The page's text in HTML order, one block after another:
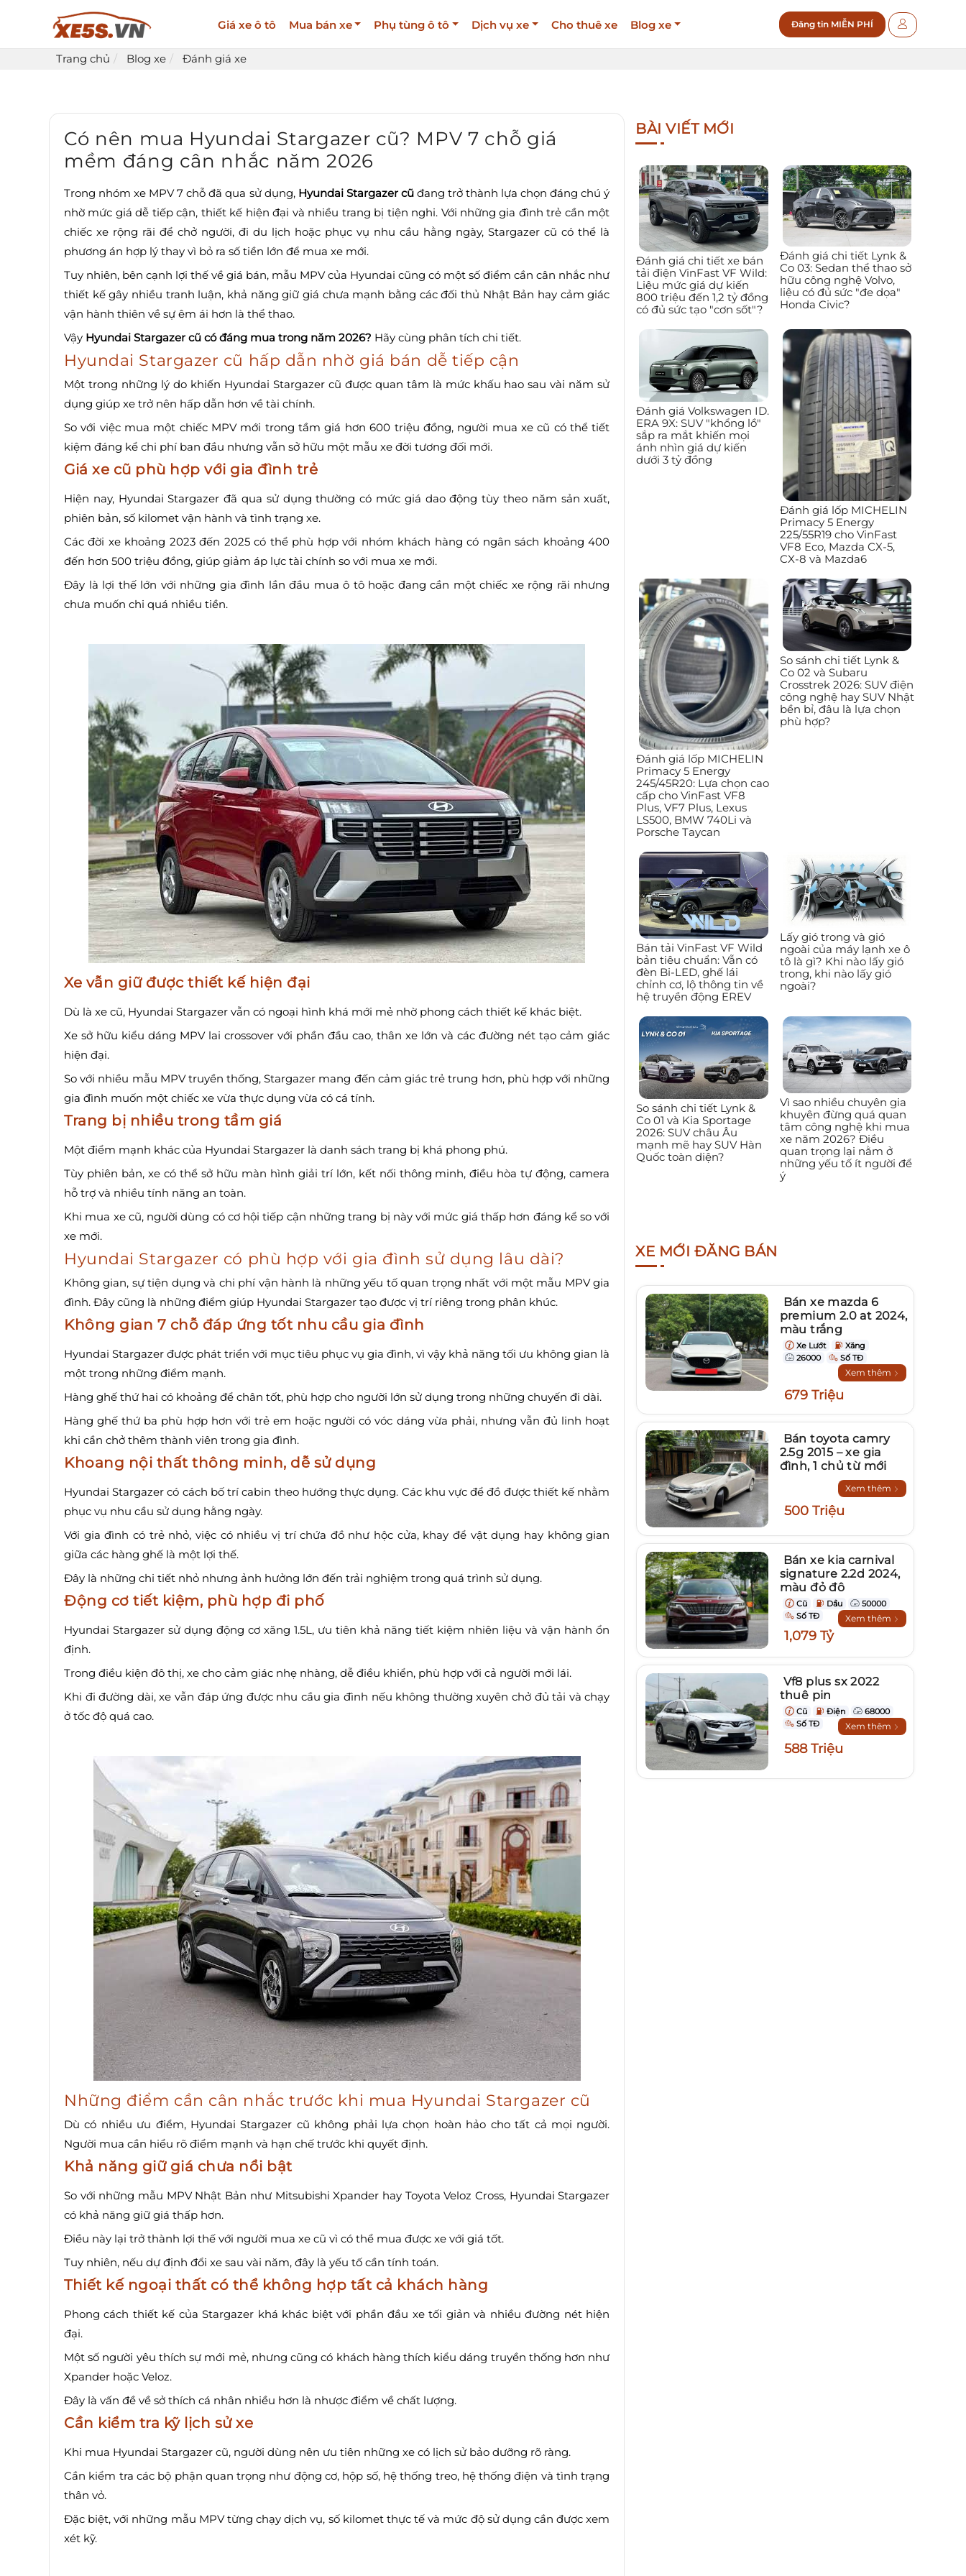
Giá xe ô tô Mua bán xe Phụ tùng ô tô Dịch vụ xe Cho thuê xe Blog xe Đăng tin MIỄN PHÍ
Trang chủ Blog xe Đánh giá xe
Có nên mua Hyundai Stargazer cũ? MPV 7 chỗ giá
mềm đáng cân nhắc năm 2026
Trong nhóm xe MPV 7 chỗ đã qua sử dụng, Hyundai Stargazer cũđang trở thành lựa chọn đáng chú ý
nhờ mức giá dễ tiếp cận, thiết kế hiện đại và nhiều trang bị tiện nghi. Với những gia đình trẻ cần một
chiếc xe rộng rãi để chở người, đi du lịch hoặc phục vụ nhu cầu hằng ngày, Stargazer cũ có thể là
phương án hợp lý thay vì bỏ ra số tiền lớn để mua xe mới.
Tuy nhiên, bên cạnh lợi thế về giá bán, mẫu MPV của Hyundai cũng có một số điểm cần cân nhắc như
thiết kế gây nhiều tranh luận, khả năng giữ giá chưa mạnh bằng các đối thủ Nhật Bản hay cảm giác
vận hành thiên về sự êm ái hơn là thể thao.
Vậy Hyundai Stargazer cũ có đáng mua trong năm 2026? Hãy cùng phân tích chi tiết.
Hyundai Stargazer cũ hấp dẫn nhờ giá bán dễ tiếp cận
Một trong những lý do khiến Hyundai Stargazer cũ được quan tâm là mức khấu hao sau vài năm sử
dụng giúp xe trở nên hấp dẫn hơn về tài chính.
So với việc mua một chiếc MPV mới trong tầm giá hơn 600 triệu đồng, người mua xe cũ có thể tiết
kiệm đáng kể chi phí ban đầu nhưng vẫn sở hữu một mẫu xe đời tương đối mới.
Giá xe cũ phù hợp với gia đình trẻ
Hiện nay, Hyundai Stargazer đã qua sử dụng thường có mức giá dao động tùy theo năm sản xuất,
phiên bản, số kilomet vận hành và tình trạng xe.
Các đời xe khoảng 2023 đến 2025 có thể phù hợp với nhóm khách hàng có ngân sách khoảng 400
đến hơn 500 triệu đồng, giúp giảm áp lực tài chính so với mua xe mới.
Đây là lợi thế lớn với những gia đình lần đầu mua ô tô hoặc đang cần một chiếc xe rộng rãi nhưng
chưa muốn chi quá nhiều tiền.
Xe vẫn giữ được thiết kế hiện đại
Dù là xe cũ, Hyundai Stargazer vẫn có ngoại hình khá mới mẻ nhờ phong cách thiết kế khác biệt.
Xe sở hữu kiểu dáng MPV lai crossover với phần đầu cao, thân xe lớn và các đường nét tạo cảm giác
hiện đại.
So với nhiều mẫu MPV truyền thống, Stargazer mang đến cảm giác trẻ trung hơn, phù hợp với những
gia đình muốn một chiếc xe vừa thực dụng vừa có cá tính.
Trang bị nhiều trong tầm giá
Một điểm mạnh khác của Hyundai Stargazer là danh sách trang bị khá phong phú.
Tùy phiên bản, xe có thể sở hữu màn hình giải trí lớn, kết nối thông minh, điều hòa tự động, camera
hỗ trợ và nhiều tính năng an toàn.
Khi mua xe cũ, người dùng có cơ hội tiếp cận những trang bị này với mức giá thấp hơn đáng kể so với
xe mới.
Hyundai Stargazer có phù hợp với gia đình sử dụng lâu dài?
Không gian, sự tiện dụng và chi phí vận hành là những yếu tố quan trọng nhất với một mẫu MPV gia
đình. Đây cũng là những điểm giúp Hyundai Stargazer tạo được vị trí riêng trong phân khúc.
Không gian 7 chỗ đáp ứng tốt nhu cầu gia đình
Hyundai Stargazer được phát triển với mục tiêu phục vụ gia đình, vì vậy khả năng tối ưu không gian là
một trong những điểm mạnh.
Hàng ghế thứ hai có khoảng để chân tốt, phù hợp cho người lớn sử dụng trong những chuyến đi dài.
Hàng ghế thứ ba phù hợp hơn với trẻ em hoặc người có vóc dáng vừa phải, nhưng vẫn đủ linh hoạt
khi cần chở thêm thành viên trong gia đình.
Khoang nội thất thông minh, dễ sử dụng
Hyundai Stargazer có cách bố trí cabin theo hướng thực dụng. Các khu vực để đồ được thiết kế nhằm
phục vụ nhu cầu sử dụng hằng ngày.
Với gia đình có trẻ nhỏ, việc có nhiều vị trí chứa đồ như hộc cửa, khay để vật dụng hay không gian
giữa các hàng ghế là một lợi thế.
Đây là những chi tiết nhỏ nhưng ảnh hưởng lớn đến trải nghiệm trong quá trình sử dụng.
Động cơ tiết kiệm, phù hợp đi phố
Hyundai Stargazer sử dụng động cơ xăng 1.5L, ưu tiên khả năng tiết kiệm nhiên liệu và vận hành ổn
định.
Trong điều kiện đô thị, xe cho cảm giác nhẹ nhàng, dễ điều khiển, phù hợp với cả người mới lái.
Khi đi đường dài, xe vẫn đáp ứng được nhu cầu gia đình nếu không thường xuyên chở đủ tải và chạy
ở tốc độ quá cao.
Những điểm cần cân nhắc trước khi mua Hyundai Stargazer cũ
Dù có nhiều ưu điểm, Hyundai Stargazer cũ không phải lựa chọn hoàn hảo cho tất cả mọi người.
Người mua cần hiểu rõ điểm mạnh và hạn chế trước khi quyết định.
Khả năng giữ giá chưa nổi bật
So với những mẫu MPV Nhật Bản như Mitsubishi Xpander hay Toyota Veloz Cross, Hyundai Stargazer
có khả năng giữ giá thấp hơn.
Điều này lại trở thành lợi thế với người mua xe cũ vì có thể mua được xe với giá tốt.
Tuy nhiên, nếu dự định đổi xe sau vài năm, đây là yếu tố cần tính toán.
Thiết kế ngoại thất có thể không hợp tất cả khách hàng
Phong cách thiết kế của Stargazer khá khác biệt với phần đầu xe tối giản và nhiều đường nét hiện
đại.
Một số người yêu thích sự mới mẻ, nhưng cũng có khách hàng thích kiểu dáng truyền thống hơn như
Xpander hoặc Veloz.
Đây là vấn đề về sở thích cá nhân nhiều hơn là nhược điểm về chất lượng.
Cần kiểm tra kỹ lịch sử xe
Khi mua Hyundai Stargazer cũ, người dùng nên ưu tiên những xe có lịch sử bảo dưỡng rõ ràng.
Cần kiểm tra các bộ phận quan trọng như động cơ, hộp số, hệ thống treo, hệ thống điện và tình trạng
thân vỏ.
Đặc biệt, với những mẫu MPV từng chạy dịch vụ, số kilomet thực tế và mức độ sử dụng cần được xem
xét kỹ.
BÀI VIẾT MỚI
Đánh giá chi tiết xe bán
tải điện VinFast VF Wild:
Liệu mức giá dự kiến
800 triệu đến 1,2 tỷ đồng
có đủ sức tạo "cơn sốt"?
Đánh giá chi tiết Lynk &
Co 03: Sedan thể thao sở
hữu công nghệ Volvo,
liệu có đủ sức "đe dọa"
Honda Civic?
Đánh giá Volkswagen ID.
ERA 9X: SUV "khổng lồ"
sắp ra mắt khiến mọi
ánh nhìn giá dự kiến
dưới 3 tỷ đồng
Đánh giá lốp MICHELIN
Primacy 5 Energy
225/55R19 cho VinFast
VF8 Eco, Mazda CX-5,
CX-8 và Mazda6
Đánh giá lốp MICHELIN
Primacy 5 Energy
245/45R20: Lựa chọn cao
cấp cho VinFast VF8
Plus, VF7 Plus, Lexus
LS500, BMW 740Li và
Porsche Taycan
So sánh chi tiết Lynk &
Co 02 và Subaru
Crosstrek 2026: SUV điện
công nghệ hay SUV Nhật
bền bỉ, đâu là lựa chọn
phù hợp?
Bán tải VinFast VF Wild
bản tiêu chuẩn: Vẫn có
đèn Bi-LED, ghế lái
chỉnh cơ, lộ thông tin về
hệ truyền động EREV
Lấy gió trong và gió
ngoài của máy lạnh xe ô
tô là gì? Khi nào lấy gió
trong, khi nào lấy gió
ngoài?
So sánh chi tiết Lynk &
Co 01 và Kia Sportage
2026: SUV châu Âu
mạnh mẽ hay SUV Hàn
Quốc toàn diện?
Vì sao nhiều chuyên gia
khuyên đừng quá quan
tâm công nghệ khi mua
xe năm 2026? Điều
quan trọng lại nằm ở
những yếu tố ít người để
ý
XE MỚI ĐĂNG BÁN
Bán xe mazda 6
premium 2.0 at 2024,
màu trắng
Xe Lướt
Xăng
26000
Số TĐ
Xem thêm
679 Triệu
Bán toyota camry
2.5g 2015 – xe gia
đình, 1 chủ từ mới
Xem thêm
500 Triệu
Bán xe kia carnival
signature 2.2d 2024,
màu đỏ đô
Cũ Dầu
50000
Số TĐ
Xem thêm
1,079 Tỷ
Vf8 plus sx 2022
thuê pin
Cũ Điện
68000
Số TĐ
Xem thêm
588 Triệu